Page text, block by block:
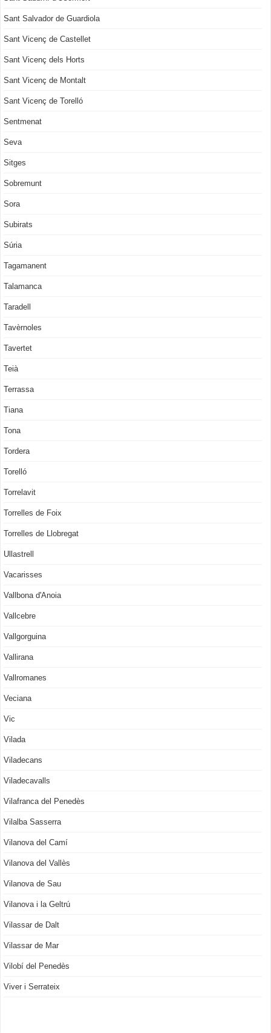
Sant Salvador de Guardiola
Sant Vicenç de Castellet
Sant Vicenç dels Horts
Sant Vicenç de Montalt
Sant Vicenç de Torelló
Sentmenat
Seva
Sitges
Sobremunt
Sora
Subirats
Súria
Tagamanent
Talamanca
Taradell
Tavèrnoles
Tavertet
Teià
Terrassa
Tiana
Tona
Tordera
Torelló
Torrelavit
Torrelles de Foix
Torrelles de Llobregat
Ullastrell
Vacarisses
Vallbona d'Anoia
Vallcebre
Vallgorguina
Vallirana
Vallromanes
Veciana
Vic
Vilada
Viladecans
Viladecavalls
Vilafranca del Penedès
Vilalba Sasserra
Vilanova del Camí
Vilanova del Vallès
Vilanova de Sau
Vilanova i la Geltrú
Vilassar de Dalt
Vilassar de Mar
Vilobí del Penedès
Viver i Serrateix